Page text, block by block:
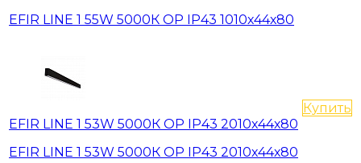
EFIR LINE 1 55W 5000К OP IP43 1010х44х80
EFIR LINE 1 53W 5000К OP IP43 2010х44х80
EFIR LINE 1 53W 5000К OP IP43 2010х44х80
Купить